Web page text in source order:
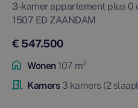
3-kamer appartement plus 0
1507 ED ZAANDAM
€ 547.500
Wonen107 m²
Kamers3 kamers (2